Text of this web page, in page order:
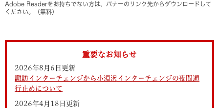
Adobe Readerをお持ちでない方は、バナーのリンク先からダウンロードして
ください。（無料）
重要なお知らせ
2026年8月6日更新
諏訪インターチェンジから小淵沢インターチェンジの夜間通
行止めについて
2026年4月18日更新